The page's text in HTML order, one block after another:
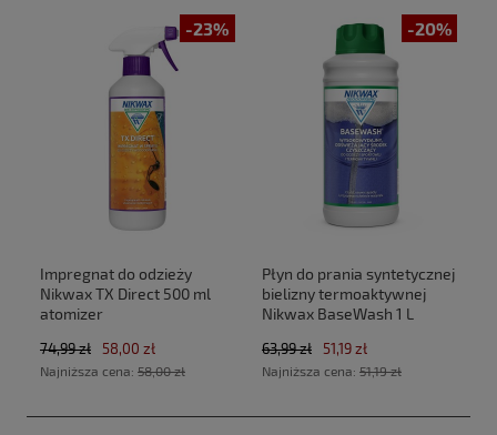
-23%
Impregnat do odzieży
Nikwax TX Direct 500 ml
atomizer
74,99 zł 58,00 zł
Najniższa cena: 58,00 zł
-20%
Płyn do prania syntetycznej
bielizny termoaktywnej
Nikwax BaseWash 1 L
63,99 zł 51,19 zł
Najniższa cena: 51,19 zł